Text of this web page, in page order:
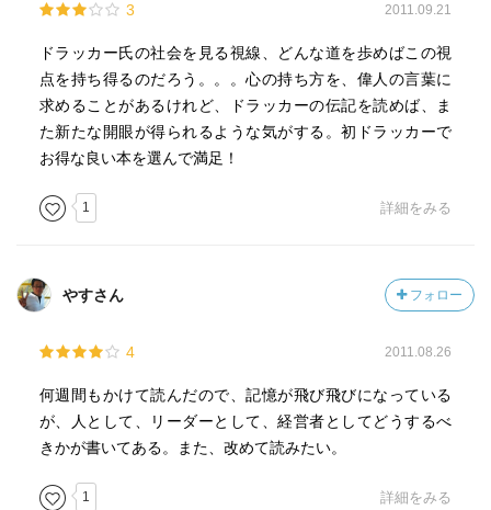
3 2011.09.21
ドラッカー氏の社会を見る視線、どんな道を歩めばこの視
点を持ち得るのだろう。。。心の持ち方を、偉人の言葉に
求めることがあるけれど、ドラッカーの伝記を読めば、ま
た新たな開眼が得られるような気がする。初ドラッカーで
お得な良い本を選んで満足！
1 詳細をみる
やすさん フォロー
4 2011.08.26
何週間もかけて読んだので、記憶が飛び飛びになっている
が、人として、リーダーとして、経営者としてどうするべ
きかが書いてある。また、改めて読みたい。
1 詳細をみる